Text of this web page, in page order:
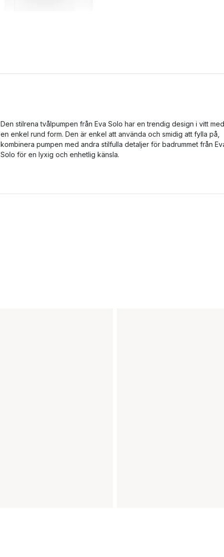
Den stilrena tvålpumpen från Eva Solo har en trendig design i vitt med
en enkel rund form. Den är enkel att använda och smidig att fylla på,
kombinera pumpen med andra stilfulla detaljer för badrummet från
Solo för en lyxig och enhetlig känsla.